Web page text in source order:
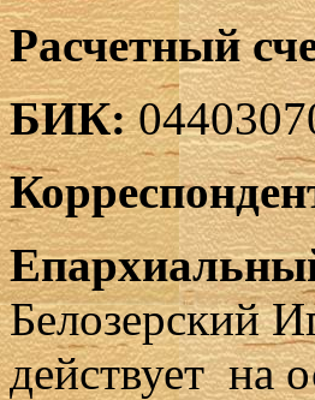
Расчетный
БИК:
Белозерский
действует на